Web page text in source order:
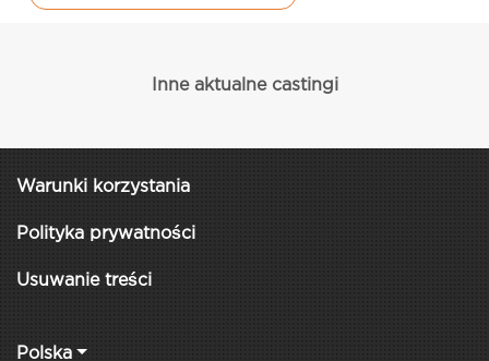
Inne aktualne castingi
Warunki korzystania
Polityka prywatności
Usuwanie treści
Polska